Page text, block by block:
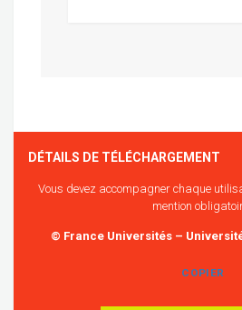
DÉTAILS DE TÉLÉCHARGEMENT
Vous devez accompagner chaque
mention
© France Universités –
COPIER